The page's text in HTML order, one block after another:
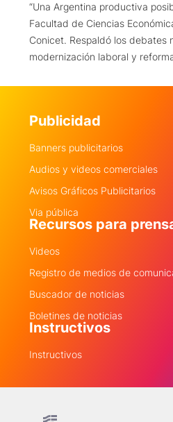
“Una Argentina productiva
Facultad de Ciencias
Conicet. Respaldó los debates
modernización laboral y
Publicidad
Banners publicitarios
Audios y videos comerciales
Avisos Gráficos Publicitarios
Via pública
Recursos para
Videos
Registro de medios de
Buscador de noticias
Boletines de noticias
Instructivos
Instructivos